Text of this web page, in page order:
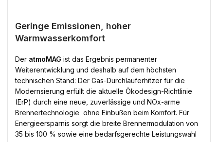
Geringe Emissionen, hoher
Warmwasserkomfort
Der atmoMAG ist das Ergebnis permanenter
Weiterentwicklung und deshalb auf dem höchsten
technischen Stand: Der Gas-Durchlauferhitzer für die
Modernsierung erfüllt die aktuelle Ökodesign-Richtlinie
(ErP) durch eine neue, zuverlässige und NOx-arme
Brennertechnologie  ohne Einbußen beim Komfort. Für
Energieersparnis sorgt die breite Brennermodulation von
35 bis 100 % sowie eine bedarfsgerechte Leistungswahl